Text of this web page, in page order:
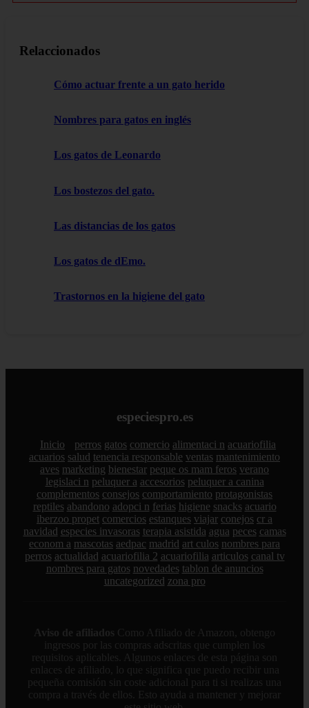
Relaccionados
Cómo actuar frente a un gato herido
Nombres para gatos en inglés
Los gatos de Leonardo
Los bostezos del gato.
Las distancias de los gatos
Los gatos de dEmo.
Trastornos en la higiene del gato
especiespro.es
Inicio perros gatos comercio alimentaci n acuariofilia
acuarios salud tenencia responsable ventas mantenimiento
aves marketing bienestar peque os mam feros verano
legislaci n peluquer a accesorios peluquer a canina
complementos consejos comportamiento protagonistas
reptiles abandono adopci n ferias higiene snacks acuario
iberzoo propet comercios estanques viajar conejos cr a
navidad especies invasoras terapia asistida agua peces camas
econom a mascotas aedpac madrid art culos nombres para
perros actualidad acuariofilia 2 acuariofilia articulos canal tv
nombres para gatos novedades tablon de anuncios
uncategorized zona pro
Aviso de afiliados Como Afiliado de Amazon, obtengo
ingresos por las compras adscritas que cumplen los
requisitos aplicables. Algunos enlaces de esta página son
enlaces de afiliado, lo que significa que puedo recibir una
pequeña comisión sin coste adicional para ti si realizas una
compra a través de ellos. Esto ayuda a mantener y mejorar